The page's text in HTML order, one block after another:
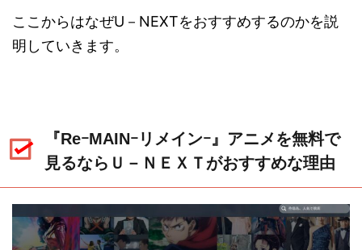
ここからはなぜU－NEXTをおすすめするのかを説
明していきます。
『ReｰMAINｰリメインｰ』アニメを無料で
見るならＵ－ＮＥＸＴがおすすめな理由